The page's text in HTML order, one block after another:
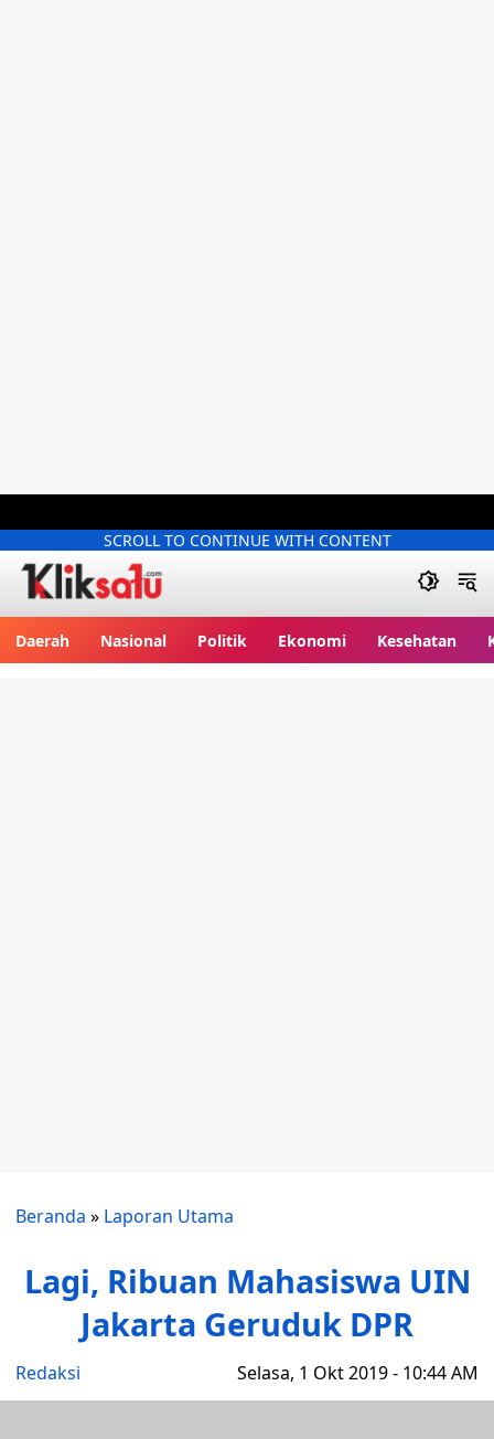
SCROLL TO CONTINUE WITH CONTENT
Daerah Nasional Politik Ekonomi Kesehatan
Beranda » Laporan Utama
Lagi, Ribuan Mahasiswa UIN
Jakarta Geruduk DPR
Redaksi Selasa, 1 Okt 2019 - 10:44 AM